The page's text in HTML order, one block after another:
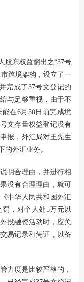
股东权益翻出之“37号
跨境架构，设立了一
完成了37号文登记的
与足够重视，由于不
在6月30日前完成境
文存量权益登记没有
报，外汇局对王先生
的外汇业务。
明合理由，并进行相
没有合理理由，就可
中华人民共和国外汇
，对个人处5万元以
投融资活动时，应关
易记录和凭证，以备
力度是比较严格的，